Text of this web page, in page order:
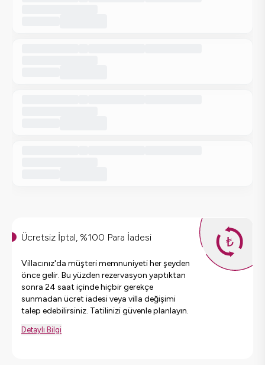
Ücretsiz İptal, %100 Para İadesi
Villacınız'da müşteri memnuniyeti her şeyden
önce gelir. Bu yüzden rezervasyon yaptıktan
sonra 24 saat içinde hiçbir gerekçe
sunmadan ücret iadesi veya villa değişimi
talep edebilirsiniz. Tatilinizi güvenle planlayın.
Detaylı Bilgi